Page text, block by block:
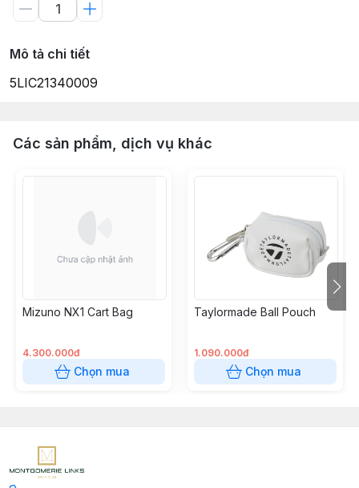
Mô tả chi tiết
5LIC21340009
Các sản phẩm, dịch vụ khác
Mizuno NX1 Cart Bag
4.300.000đ
Chọn mua
Taylormade Ball Pouch
1.090.000đ
Chọn mua